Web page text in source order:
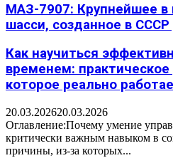
МАЗ-7907: Крупнейшее в
шасси, созданное в СССР
Как научиться
временем: практическое
которое реально
20.03.202620.03.2026
Оглавление:Почему умение
критически важным навыком в
причины, из-за которых...